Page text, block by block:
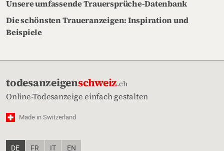
Unsere umfassende Trauersprüche-Datenbank
Die schönsten Traueranzeigen: Inspiration und
Beispiele
todesanzeigenschweiz.ch
Online-Todesanzeige einfach gestalten
Made in Switzerland
DE FR IT EN